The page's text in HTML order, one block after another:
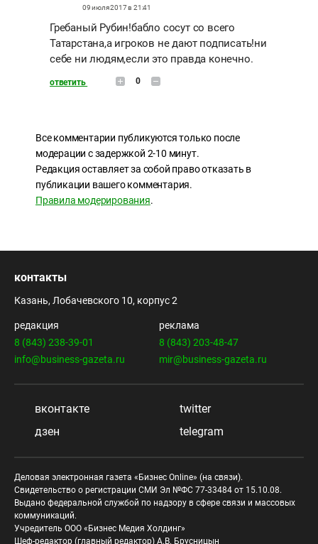
09 июля 2017 в 21:41
Гребаный Рубин!бабло сосут со всего
Татарстана,а игроков не дают подписать!ни
себе ни людям,если это правда конечно.
ответить 0
Все комментарии публикуются только после
модерации с задержкой 2-10 минут.
Редакция оставляет за собой право отказать в
публикации вашего комментария.
Правила модерирования.
контакты
Казань, Лобачевского 10, корпус 2
редакция
8 (843) 238-39-01
info@business-gazeta.ru
реклама
8 (843) 203-48-47
mir@business-gazeta.ru
вконтакте
twitter
дзен
telegram
Деловая электронная газета «Бизнес Online» (на связи).
Свидетельство о регистрации СМИ Эл №ФС 77-33484 от 15.10.08.
Выдано федеральной службой по надзору в сфере связи и массовых
коммуникаций.
Учредитель ООО «Бизнес Медия Холдинг»
Шеф-редактор (главный редактор) А.В. Брусницын